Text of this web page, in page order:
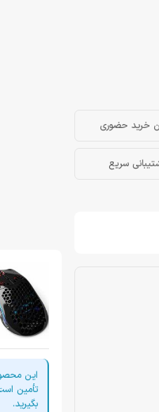
خرید حضوری
سریع
این
تأمین
بگیرید.